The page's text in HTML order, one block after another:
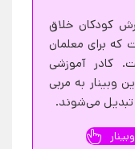
کودکان خلاق
که برای معلمان
کادر آموزشی
وبینار به مربی
تبدیل می‌شوند.